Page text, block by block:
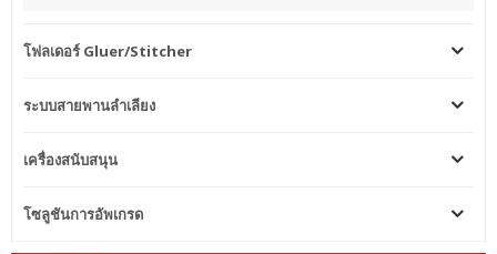
โฟลเดอร์ Gluer/Stitcher
ระบบสายพานลำเลียง
เครื่องสนับสนุน
โซลูชันการอัพเกรด